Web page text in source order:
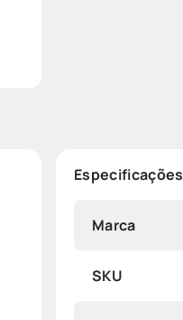
Especificações
Marca
SKU